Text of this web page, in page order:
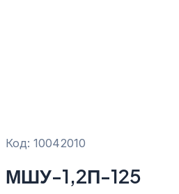
Код: 10042010
МШУ-1,2П-125